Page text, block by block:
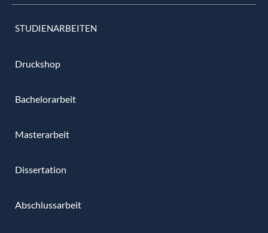
STUDIENARBEITEN
Druckshop
Bachelorarbeit
Masterarbeit
Dissertation
Abschlussarbeit